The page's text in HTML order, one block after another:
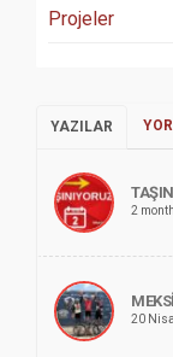
Projeler
YAZILAR
2
20